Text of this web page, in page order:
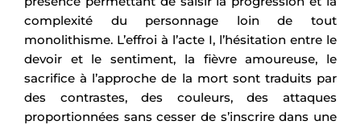
complexité du personnage loin de tout
monolithisme. L’effroi à l’acte I, l’hésitation entre le
devoir et le sentiment, la fièvre amoureuse, le
sacrifice à l’approche de la mort sont traduits par
des contrastes, des couleurs, des attaques
proportionnées sans cesser de s’inscrire dans une